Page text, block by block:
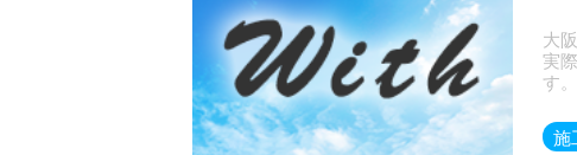
大
実
す
施